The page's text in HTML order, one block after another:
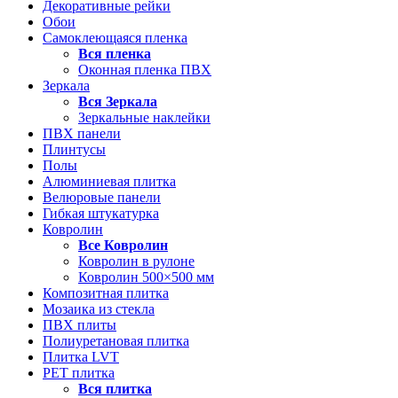
Декоративные рейки
Обои
Самоклеющаяся пленка
Вся пленка
Оконная пленка ПВХ
Зеркала
Вся Зеркала
Зеркальные наклейки
ПВХ панели
Плинтусы
Полы
Алюминиевая плитка
Велюровые панели
Гибкая штукатурка
Ковролин
Все Ковролин
Ковролин в рулоне
Ковролин 500×500 мм
Композитная плитка
Мозаика из стекла
ПВХ плиты
Полиуретановая плитка
Плитка LVT
РЕТ плитка
Вся плитка